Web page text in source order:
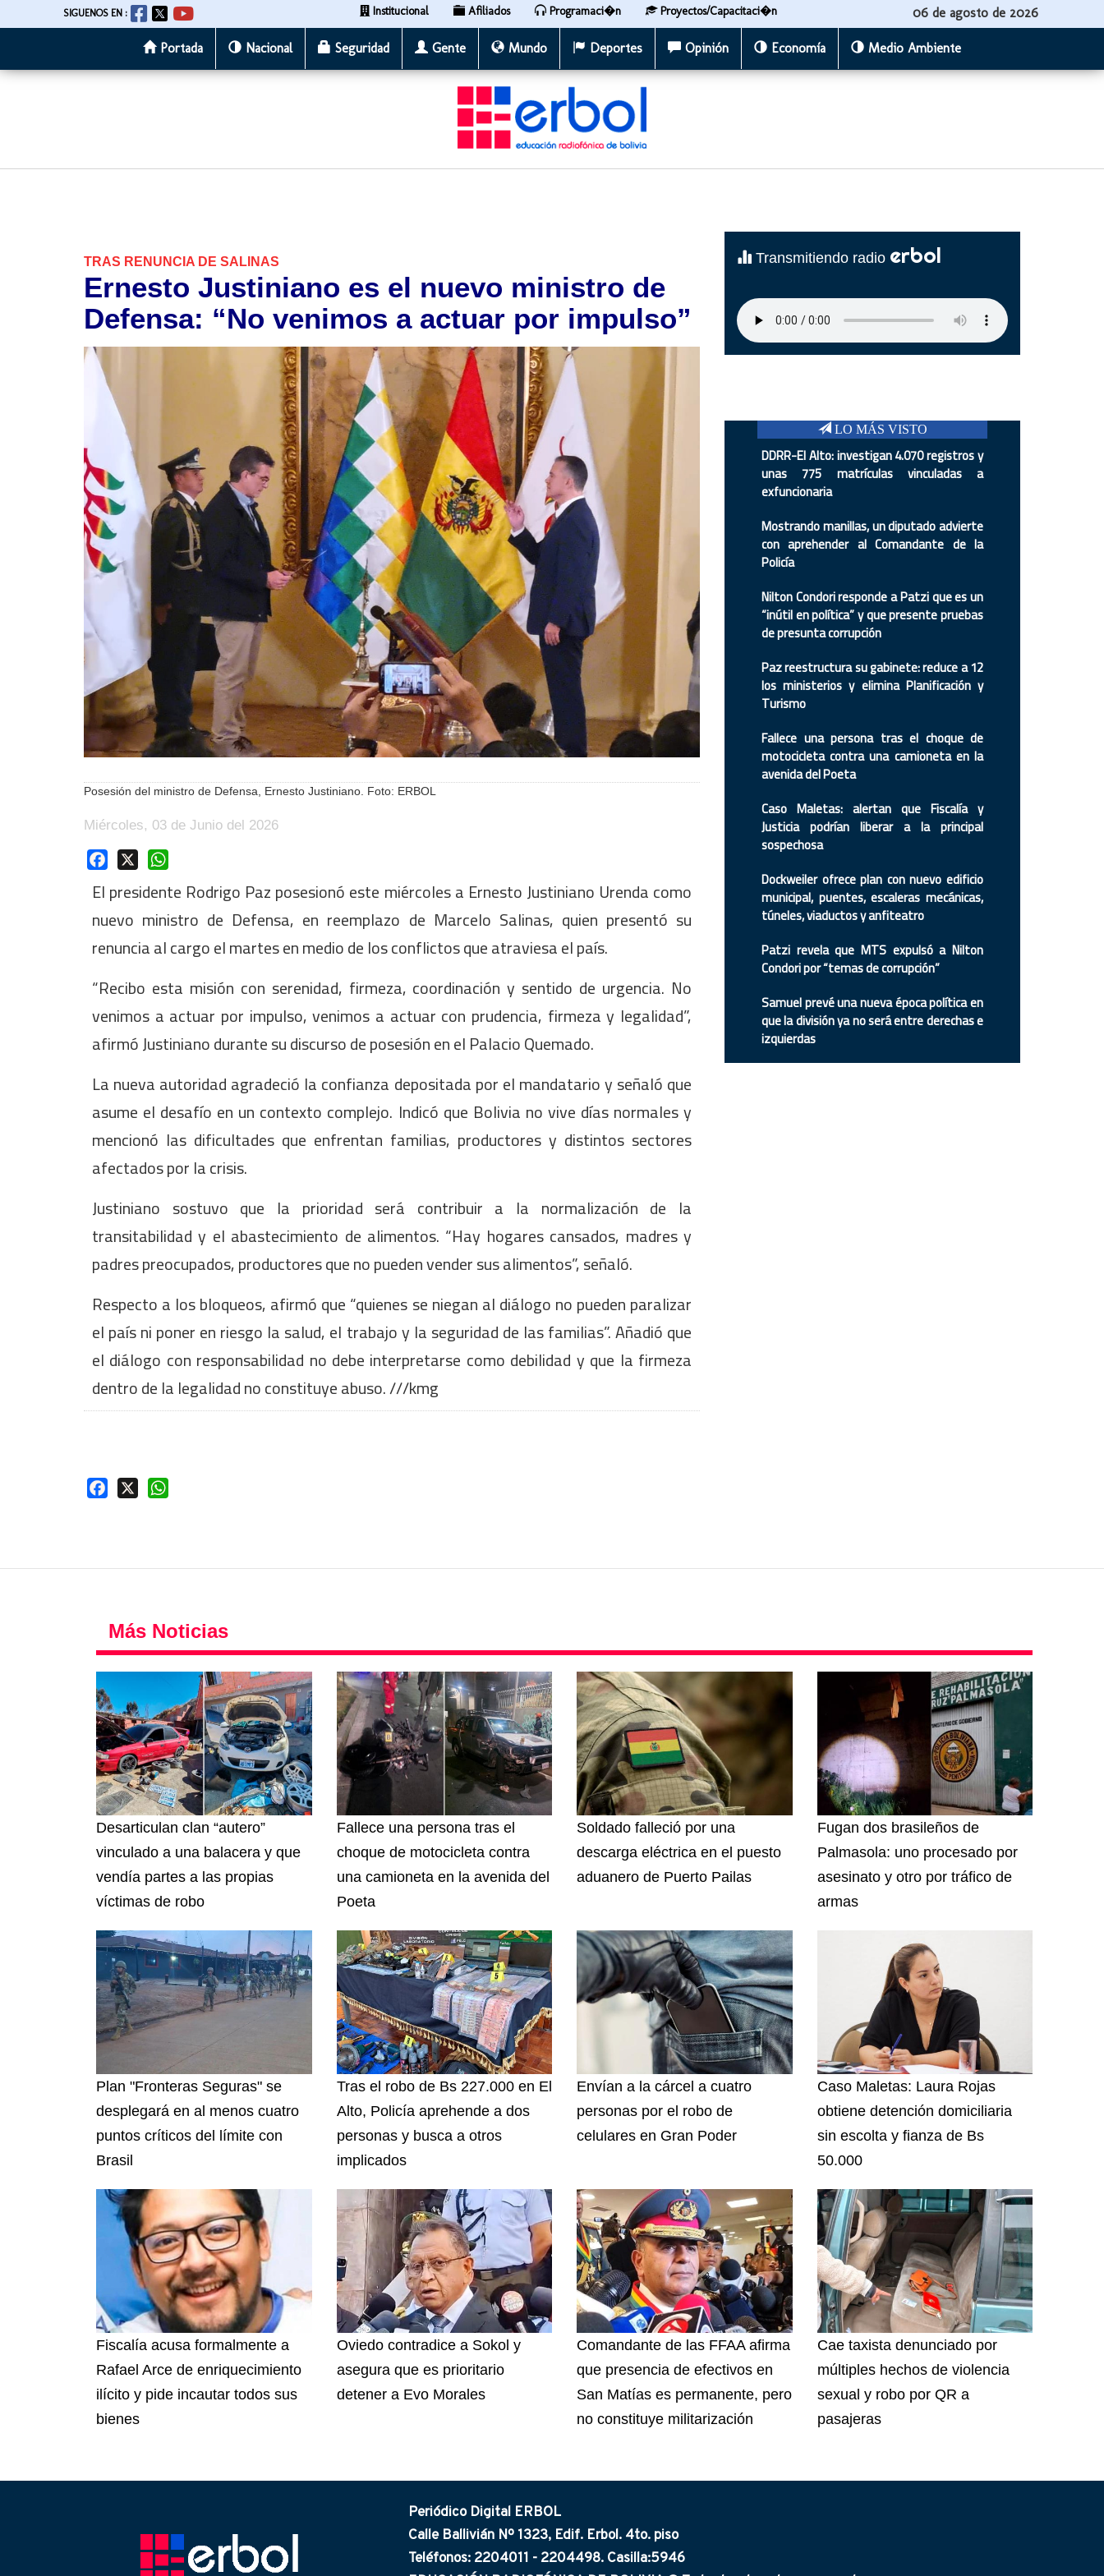
al
SIGUENOS EN : Institucional Afiliados Programaci�n Proyectos/Capacitaci�n 06 de agosto de 2026
Portada Nacional Seguridad Gente Mundo Deportes Opinión Economía Medio Ambiente
TRAS RENUNCIA DE SALINAS
Ernesto Justiniano es el nuevo ministro de
Defensa: “No venimos a actuar por impulso”
Posesión del ministro de Defensa, Ernesto Justiniano. Foto: ERBOL
Miércoles, 03 de Junio del 2026
Facebook
El presidente Rodrigo Paz posesionó este miércoles a Ernesto Justiniano Urenda como
nuevo ministro de Defensa, en reemplazo de Marcelo Salinas, quien presentó su
renuncia al cargo el martes en medio de los conflictos que atraviesa el país.
“Recibo esta misión con serenidad, firmeza, coordinación y sentido de urgencia. No
venimos a actuar por impulso, venimos a actuar con prudencia, firmeza y legalidad”,
afirmó Justiniano durante su discurso de posesión en el Palacio Quemado.
La nueva autoridad agradeció la confianza depositada por el mandatario y señaló que
asume el desafío en un contexto complejo. Indicó que Bolivia no vive días normales y
mencionó las dificultades que enfrentan familias, productores y distintos sectores
afectados por la crisis.
Justiniano sostuvo que la prioridad será contribuir a la normalización de la
transitabilidad y el abastecimiento de alimentos. “Hay hogares cansados, madres y
padres preocupados, productores que no pueden vender sus alimentos”, señaló.
Respecto a los bloqueos, afirmó que “quienes se niegan al diálogo no pueden paralizar
el país ni poner en riesgo la salud, el trabajo y la seguridad de las familias”. Añadió que
el diálogo con responsabilidad no debe interpretarse como debilidad y que la firmeza
dentro de la legalidad no constituye abuso. ///kmg
Facebook
Transmitiendo radio erbol
LO MÁS VISTO
DDRR-El Alto: investigan 4.070 registros y
unas 775 matrículas vinculadas a
exfuncionaria
Mostrando manillas, un diputado advierte
con aprehender al Comandante de la
Policía
Nilton Condori responde a Patzi que es un
“inútil en política” y que presente pruebas
de presunta corrupción
Paz reestructura su gabinete: reduce a 12
los ministerios y elimina Planificación y
Turismo
Fallece una persona tras el choque de
motocicleta contra una camioneta en la
avenida del Poeta
Caso Maletas: alertan que Fiscalía y
Justicia podrían liberar a la principal
sospechosa
Dockweiler ofrece plan con nuevo edificio
municipal, puentes, escaleras mecánicas,
túneles, viaductos y anfiteatro
Patzi revela que MTS expulsó a Nilton
Condori por “temas de corrupción”
Samuel prevé una nueva época política en
que la división ya no será entre derechas e
izquierdas
Más Noticias
Desarticulan clan “autero”
vinculado a una balacera y que
vendía partes a las propias
víctimas de robo
Fallece una persona tras el
choque de motocicleta contra
una camioneta en la avenida del
Poeta
Soldado falleció por una
descarga eléctrica en el puesto
aduanero de Puerto Pailas
Fugan dos brasileños de
Palmasola: uno procesado por
asesinato y otro por tráfico de
armas
Plan "Fronteras Seguras" se
desplegará en al menos cuatro
puntos críticos del límite con
Brasil
Tras el robo de Bs 227.000 en El
Alto, Policía aprehende a dos
personas y busca a otros
implicados
Envían a la cárcel a cuatro
personas por el robo de
celulares en Gran Poder
Caso Maletas: Laura Rojas
obtiene detención domiciliaria
sin escolta y fianza de Bs
50.000
Fiscalía acusa formalmente a
Rafael Arce de enriquecimiento
ilícito y pide incautar todos sus
bienes
Oviedo contradice a Sokol y
asegura que es prioritario
detener a Evo Morales
Comandante de las FFAA afirma
que presencia de efectivos en
San Matías es permanente, pero
no constituye militarización
Cae taxista denunciado por
múltiples hechos de violencia
sexual y robo por QR a
pasajeras
Periódico Digital ERBOL
Calle Ballivián Nº 1323, Edif. Erbol. 4to. piso
Teléfonos: 2204011 - 2204498. Casilla:5946